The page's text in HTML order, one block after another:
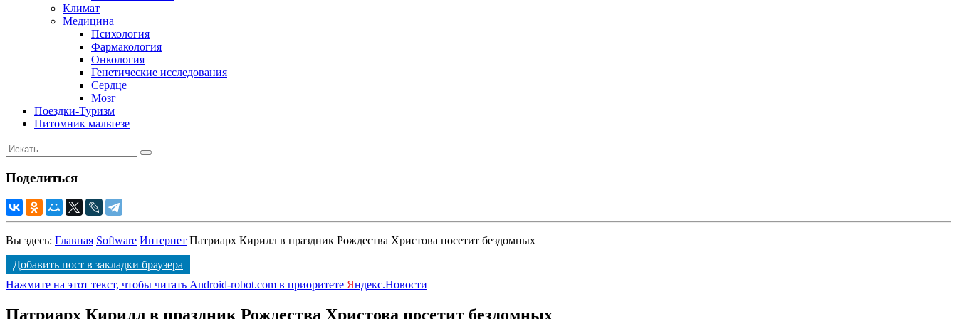
Климат
Медицина
Психология
Фармакология
Онкология
Генетические исследования
Сердце
Мозг
Поездки-Туризм
Питомник мальтезе
Поделиться
Вы здесь: Главная Software Интернет Патриарх Кирилл в праздник Рождества Христова посетит бездомных
Добавить пост в закладки браузера
Нажмите на этот текст, чтобы читать Android-robot.com в приоритете Яндекс.Новости
Патриарх Кирилл в праздник Рождества Христова посетит бездомных